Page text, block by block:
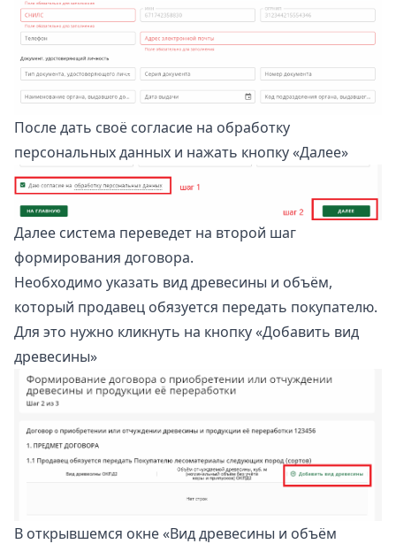
После дать своё согласие на обработку
персональных данных и нажать кнопку «Далее»
Далее система переведет на второй шаг
формирования договора.
Необходимо указать вид древесины и объём,
который продавец обязуется передать покупателю.
Для это нужно кликнуть на кнопку «Добавить вид
древесины»
В открывшемся окне «Вид древесины и объём